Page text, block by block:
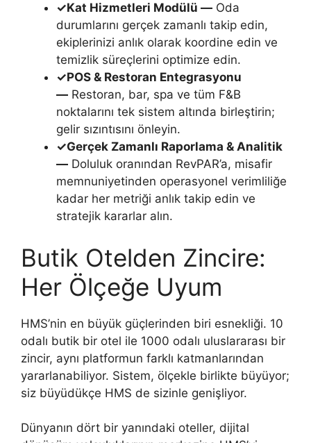
✓Kat Hizmetleri Modülü — Oda
durumlarını gerçek zamanlı takip edin,
ekiplerinizi anlık olarak koordine edin ve
temizlik süreçlerini optimize edin.
✓POS & Restoran Entegrasyonu
— Restoran, bar, spa ve tüm F&B
noktalarını tek sistem altında birleştirin;
gelir sızıntısını önleyin.
✓Gerçek Zamanlı Raporlama & Analitik
— Doluluk oranından RevPAR’a, misafir
memnuniyetinden operasyonel verimliliğe
kadar her metriği anlık takip edin ve
stratejik kararlar alın.
Butik Otelden Zincire:
Her Ölçeğe Uyum
HMS’nin en büyük güçlerinden biri esnekliği. 10
odalı butik bir otel ile 1000 odalı uluslararası bir
zincir, aynı platformun farklı katmanlarından
yararlanabiliyor. Sistem, ölçekle birlikte büyüyor;
siz büyüdükçe HMS de sizinle genişliyor.
Dünyanın dört bir yanındaki oteller, dijital